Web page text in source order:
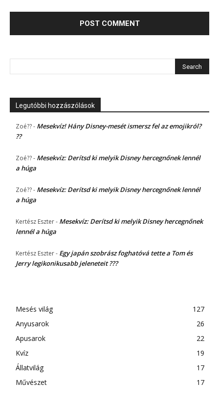
Legutóbbi hozzászólások
Zoé??- Mesekvíz! Hány Disney-mesét ismersz fel az emojikról?
??
Zoé??- Mesekvíz: Derítsd ki melyik Disney hercegnőnek lennél
a húga
Zoé??- Mesekvíz: Derítsd ki melyik Disney hercegnőnek lennél
a húga
Kertész Eszter- Mesekvíz: Derítsd ki melyik Disney hercegnőnek
lennél a húga
Kertész Eszter- Egy japán szobrász foghatóvá tette a Tom és
Jerry legikonikusabb jeleneteit ???
Mesés világ
127
Anyusarok
26
Apusarok
22
Kvíz
19
Állatvilág
17
Művészet
17